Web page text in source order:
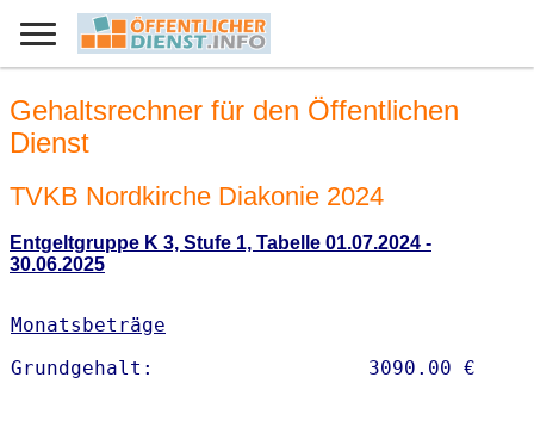
Gehaltsrechner für den Öffentlichen
Dienst
TVKB Nordkirche Diakonie 2024
Entgeltgruppe K 3, Stufe 1, Tabelle 01.07.2024 -
30.06.2025
Monatsbeträge